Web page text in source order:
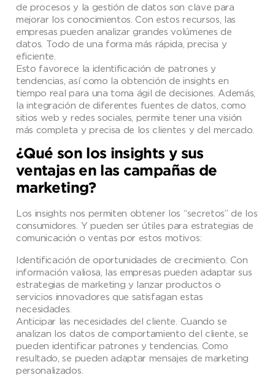
de procesos y la gestión de datos son clave para
mejorar los conocimientos. Con estos recursos, las
empresas pueden analizar grandes volúmenes de
datos. Todo de una forma más rápida, precisa y
eficiente.
Esto favorece la identificación de patrones y
tendencias, así como la obtención de insights en
tiempo real para una toma ágil de decisiones. Además,
la integración de diferentes fuentes de datos, como
sitios web y redes sociales, permite tener una visión
más completa y precisa de los clientes y del mercado.
¿Qué son los insights y sus
ventajas en las campañas de
marketing?
Los insights nos permiten obtener los “secretos” de los
consumidores. Y pueden ser útiles para estrategias de
comunicación o ventas por estos motivos:
Identificación de oportunidades de crecimiento. Con
información valiosa, las empresas pueden adaptar sus
estrategias de marketing y lanzar productos o
servicios innovadores que satisfagan estas
necesidades.
Anticipar las necesidades del cliente. Cuando se
analizan los datos de comportamiento del cliente, se
pueden identificar patrones y tendencias. Como
resultado, se pueden adaptar mensajes de marketing
personalizados.